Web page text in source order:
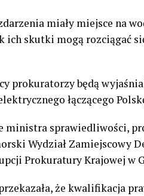
miały miejsce na
ich skutki mogą rozciągać
prokuratorzy będą
łączącego
ministra sprawiedliwości,
Wydział Zamiejscowy
Prokuratury Krajowej w
że kwalifikacja